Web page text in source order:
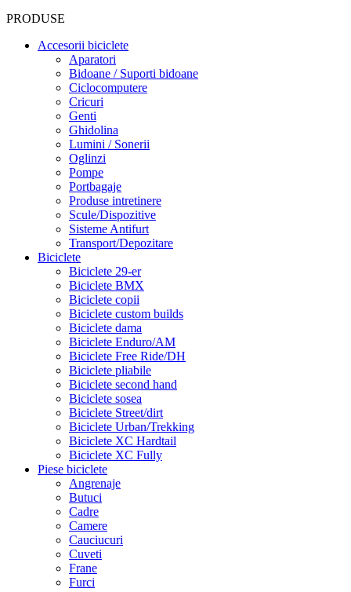
PRODUSE
Accesorii biciclete
Aparatori
Bidoane / Suporti bidoane
Ciclocomputere
Cricuri
Genti
Ghidolina
Lumini / Sonerii
Oglinzi
Pompe
Portbagaje
Produse intretinere
Scule/Dispozitive
Sisteme Antifurt
Transport/Depozitare
Biciclete
Biciclete 29-er
Biciclete BMX
Biciclete copii
Biciclete custom builds
Biciclete dama
Biciclete Enduro/AM
Biciclete Free Ride/DH
Biciclete pliabile
Biciclete second hand
Biciclete sosea
Biciclete Street/dirt
Biciclete Urban/Trekking
Biciclete XC Hardtail
Biciclete XC Fully
Piese biciclete
Angrenaje
Butuci
Cadre
Camere
Cauciucuri
Cuveti
Frane
Furci